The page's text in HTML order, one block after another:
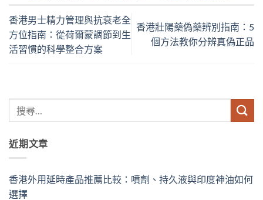
香港男士精力管理與抗衰老全
方位指南：從荷爾蒙調節到生
活習慣的科學整合方案
香港壯陽藥偽藥辨別指南：5
個方法教你分辨真偽正品
近期文章
香港外用延時產品推薦比較：噴劑、持久液與印度神油如何
選擇